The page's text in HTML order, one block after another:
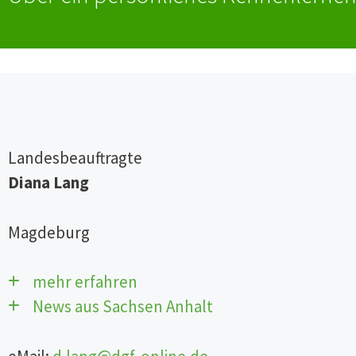
Landesbeauftragte
Diana Lang
Magdeburg
mehr erfahren
News aus Sachsen Anhalt
Liebe Kolleginnen und Kollegen, in der